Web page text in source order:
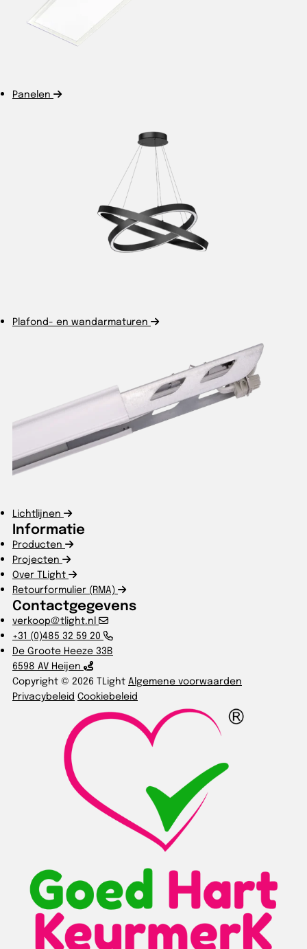
Panelen
Plafond- en wandarmaturen
Lichtlijnen
Informatie
Producten
Projecten
Over TLight
Retourformulier (RMA)
Contactgegevens
verkoop@tlight.nl
+31 (0)485 32 59 20
De Groote Heeze 33B
6598 AV Heijen
Copyright © 2026 TLight Algemene voorwaarden
Privacybeleid Cookiebeleid